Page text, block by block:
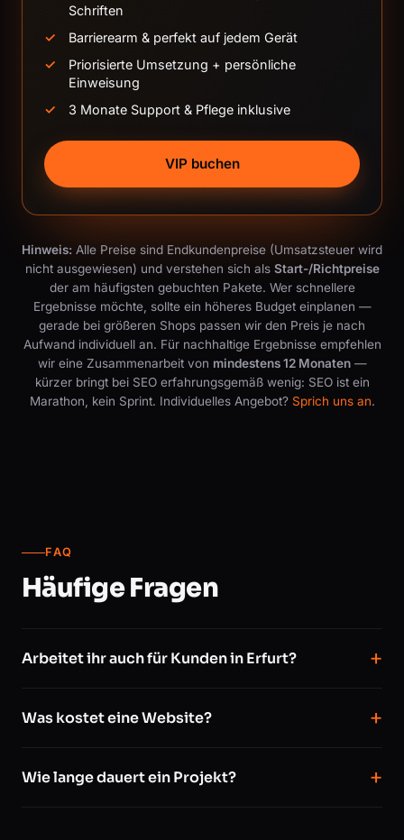
Schriften
Barrierearm & perfekt auf jedem Gerät
Priorisierte Umsetzung + persönliche
Einweisung
3 Monate Support & Pflege inklusive
VIP buchen
Hinweis: Alle Preise sind Endkundenpreise (Umsatzsteuer wird
nicht ausgewiesen) und verstehen sich als Start-/Richtpreise
der am häufigsten gebuchten Pakete. Wer schnellere
Ergebnisse möchte, sollte ein höheres Budget einplanen —
gerade bei größeren Shops passen wir den Preis je nach
Aufwand individuell an. Für nachhaltige Ergebnisse empfehlen
wir eine Zusammenarbeit von mindestens 12 Monaten—
kürzer bringt bei SEO erfahrungsgemäß wenig: SEO ist ein
Marathon, kein Sprint. Individuelles Angebot? Sprich uns an.
FAQ
Häufige Fragen
Arbeitet ihr auch für Kunden in Erfurt?
Was kostet eine Website?
Wie lange dauert ein Projekt?